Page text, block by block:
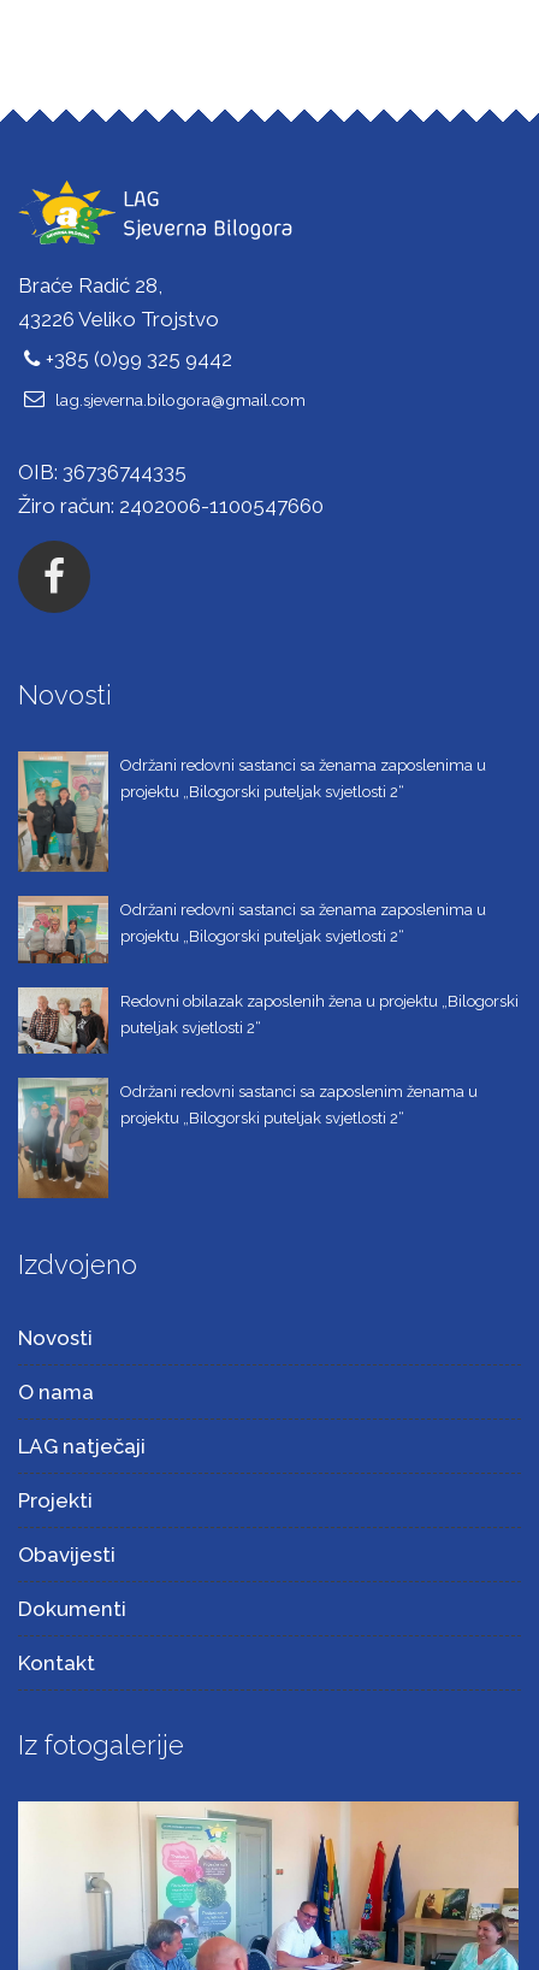
Braće Radić 28,
43226 Veliko Trojstvo
+385 (0)99 325 9442
lag.sjeverna.bilogora@gmail.com
OIB: 36736744335
Žiro račun: 2402006-1100547660
Novosti
Održani redovni sastanci sa ženama zaposlenima u
projektu „Bilogorski puteljak svjetlosti 2“
Održani redovni sastanci sa ženama zaposlenima u
projektu „Bilogorski puteljak svjetlosti 2“
Redovni obilazak zaposlenih žena u projektu „Bilogorski
puteljak svjetlosti 2“
Održani redovni sastanci sa zaposlenim ženama u
projektu „Bilogorski puteljak svjetlosti 2“
Izdvojeno
Novosti
O nama
LAG natječaji
Projekti
Obavijesti
Dokumenti
Kontakt
Iz fotogalerije